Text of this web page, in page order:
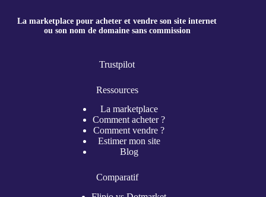
La marketplace pour acheter et vendre son site internet
ou son nom de domaine sans commission
Trustpilot
Ressources
La marketplace
Comment acheter ?
Comment vendre ?
Estimer mon site
Blog
Comparatif